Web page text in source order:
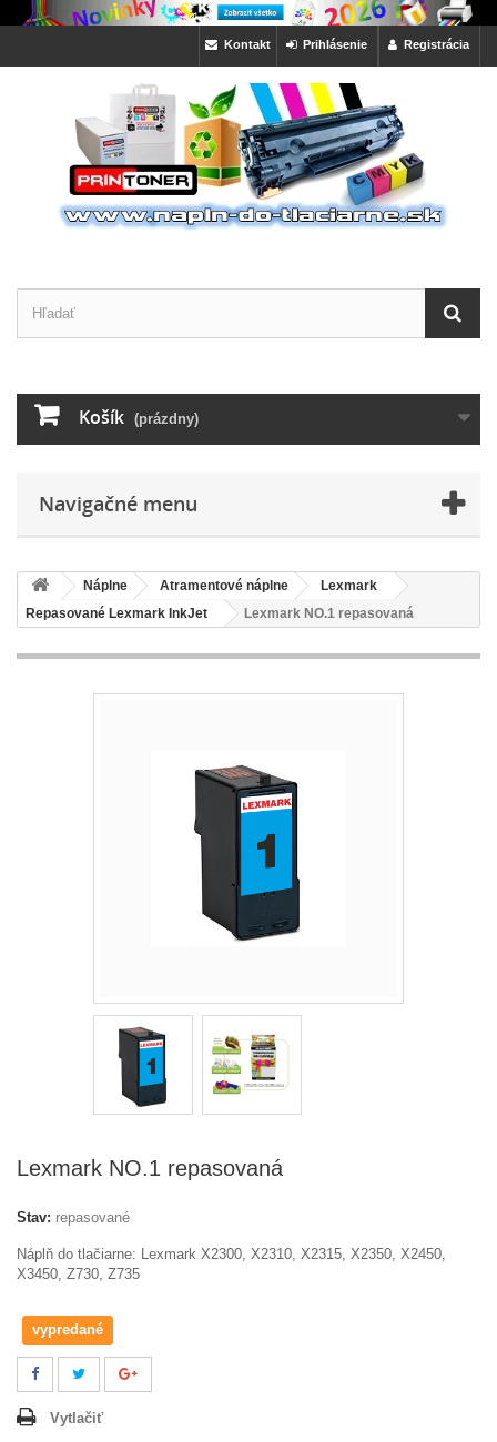
Registrácia
Prihlásenie
Kontakt
Košík (prázdny)
Navigačné menu
Náplne Atramentové náplne
Lexmark
Repasované Lexmark InkJet
Lexmark NO.1 repasovaná
Lexmark NO.1 repasovaná
Stav: repasované
Náplň do tlačiarne: Lexmark X2300, X2310, X2315, X2350, X2450,
X3450, Z730, Z735
vypredané
Vytlačiť